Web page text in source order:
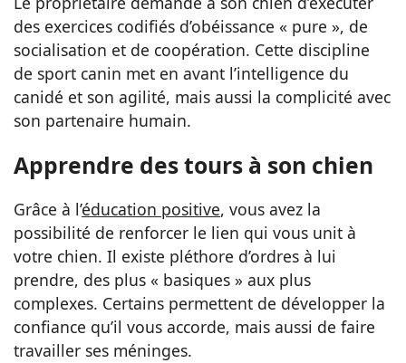
des exercices codifiés d’obéissance « pure », de
socialisation et de coopération. Cette discipline
de sport canin met en avant l’intelligence du
canidé et son agilité, mais aussi la complicité avec
son partenaire humain.
Apprendre des tours à son chien
Grâce à l’éducation positive, vous avez la
possibilité de renforcer le lien qui vous unit à
votre chien. Il existe pléthore d’ordres à lui
prendre, des plus « basiques » aux plus
complexes. Certains permettent de développer la
confiance qu’il vous accorde, mais aussi de faire
travailler ses méninges.